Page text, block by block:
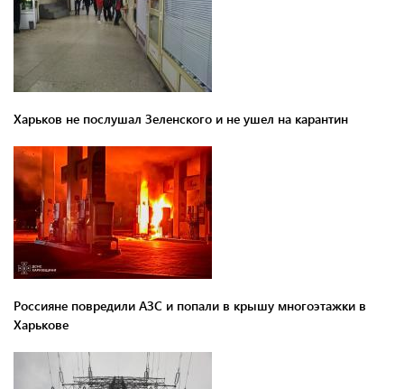
Харьков не послушал Зеленского и не ушел на карантин
Россияне повредили АЗС и попали в крышу многоэтажки в
Харькове